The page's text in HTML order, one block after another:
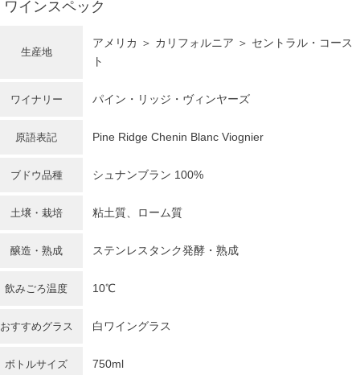
ワインスペック
生産地
アメリカ ＞ カリフォルニア ＞ セントラル・コース
ト
ワイナリー パイン・リッジ・ヴィンヤーズ
原語表記 Pine Ridge Chenin Blanc Viognier
ブドウ品種 シュナンブラン 100%
土壌・栽培 粘土質、ローム質
醸造・熟成 ステンレスタンク発酵・熟成
飲みごろ温度 10℃
おすすめグラス 白ワイングラス
ボトルサイズ 750ml